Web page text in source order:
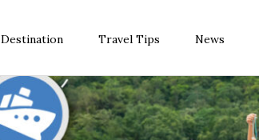
Destination Travel Tips News